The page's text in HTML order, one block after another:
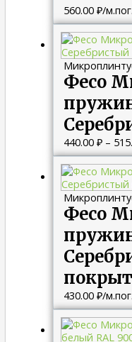
560.00 ₽/м.пог.
Фесо
440.00 ₽ –
Фесо
430.00 ₽/м.пог.